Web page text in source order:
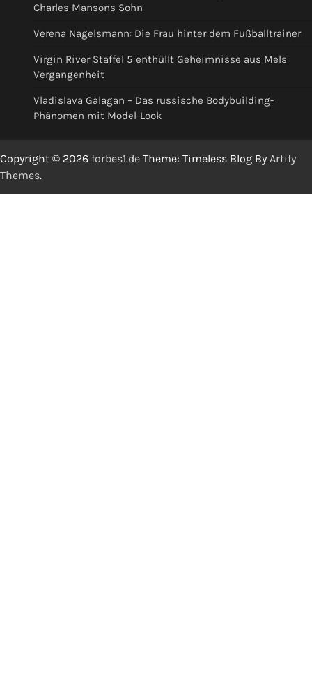
Charles Mansons Sohn
Verena Nagelsmann: Die Frau hinter dem Fußballtrainer
Virgin River Staffel 5 enthüllt Geheimnisse aus Mels
Vergangenheit
Vladislava Galagan – Das russische Bodybuilding-
Phänomen mit Model-Look
Copyright © 2026 forbes1.de Theme: Timeless Blog By Artify
Themes.